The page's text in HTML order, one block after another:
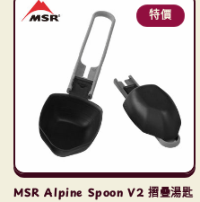
特價
MSR Alpine Spoon V2 摺疊湯匙